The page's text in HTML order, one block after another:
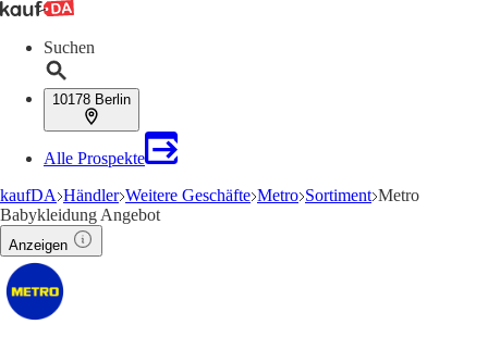
Suchen
10178 Berlin
Alle Prospekte
kaufDA Händler Weitere Geschäfte Metro Sortiment Metro
Babykleidung Angebot
Anzeigen